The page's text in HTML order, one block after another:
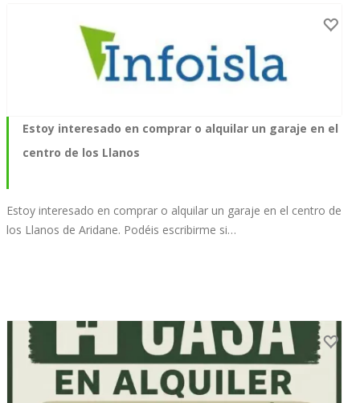
Estoy interesado en comprar o alquilar un garaje en el
centro de los Llanos
Estoy interesado en comprar o alquilar un garaje en el centro de
los Llanos de Aridane. Podéis escribirme si…